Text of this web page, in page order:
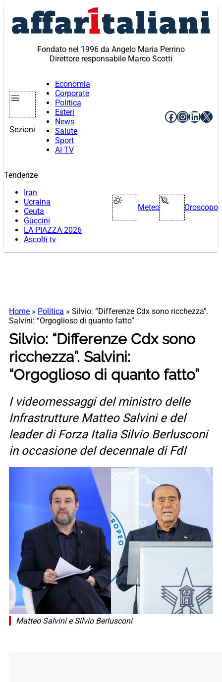
contenuto
Fondato nel 1996 da Angelo Maria Perrino
Direttore responsabile Marco Scotti
Sezioni
Economia
Corporate
Politica
Esteri
News
Salute
Sport
AI TV
Facebook
X
Tendenze
Iran
Ucraina
Ceuta
Guccini
LA PIAZZA 2026
Ascolti tv
Meteo Oroscopo
Home » Politica » Silvio: “Differenze Cdx sono ricchezza”.
Salvini: “Orgoglioso di quanto fatto”
Silvio: “Differenze Cdx sono
ricchezza”. Salvini:
“Orgoglioso di quanto fatto”
I videomessaggi del ministro delle
Infrastrutture Matteo Salvini e del
leader di Forza Italia Silvio Berlusconi
in occasione del decennale di FdI
Matteo Salvini e Silvio Berlusconi